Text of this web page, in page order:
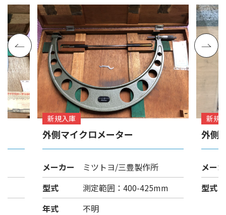
新規入庫
外側マイクロメーター
メーカー
ミツトヨ/三豊製作所
型式
測定範囲：400-425mm
年式
不明
新規
外側
メー
型式